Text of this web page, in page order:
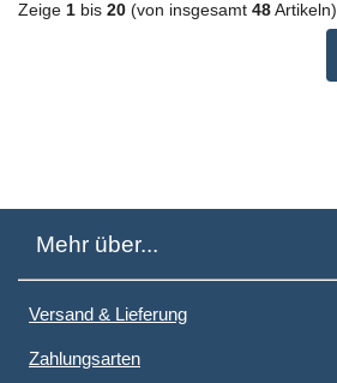
Zeige 1 bis 20 (von insgesamt 48 Artikeln)
Mehr über...
Versand & Lieferung
Zahlungsarten